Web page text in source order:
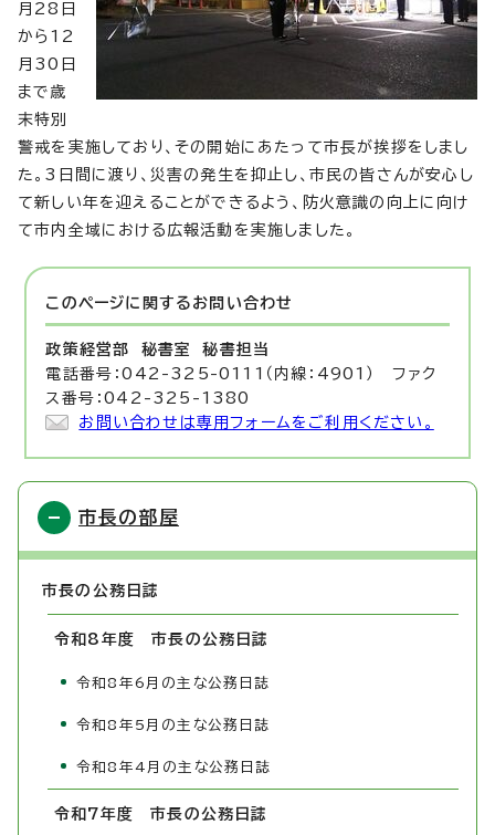
月28日
から12
月30日
まで歳
末特別
警戒を実施しており、その開始にあたって市長が挨拶をしまし
た。3日間に渡り、災害の発生を抑止し、市民の皆さんが安心し
て新しい年を迎えることができるよう、防火意識の向上に向け
て市内全域における広報活動を実施しました。
このページに関する お問い合わせ
政策経営部 秘書室
秘書担当
電話番号：042-325-0111（内線：4901） ファク
ス番号：042-325-1380
お問い合わせは専用フォームをご利用ください。
市長の部屋
市長の公務日誌
令和8年度 市長の公務日誌
令和8年6月の主な公務日誌
令和8年5月の主な公務日誌
令和8年4月の主な公務日誌
令和7年度 市長の公務日誌